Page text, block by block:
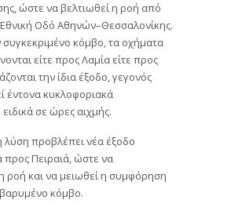
ώστε να βελτιωθεί η ροή από
Οδό Αθηνών–Θεσσαλονίκης.
κόμβο, τα οχήματα
είτε προς Λαμία είτε προς
την ίδια έξοδο, γεγονός
έντονα κυκλοφοριακά
σε ώρες αιχμής.
λύση προβλέπει νέα έξοδο
προς Πειραιά, ώστε να
ροή και να μειωθεί η συμφόρηση
κόμβο.